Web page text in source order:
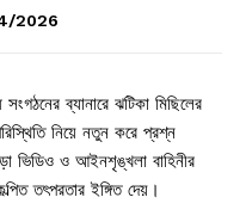
2026
ব্যানারে ঝটিকা মিছিলের
নিয়ে নতুন করে প্রশ্ন
ভিডিও ও আইনশৃঙ্খলা বাহিনীর
তৎপরতার ইঙ্গিত দেয়।